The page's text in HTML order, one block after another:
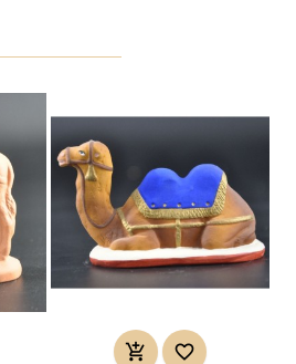
 